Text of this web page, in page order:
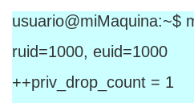
usuario@miMaquina:~$
ruid=1000, euid=1000
++priv_drop_count = 1